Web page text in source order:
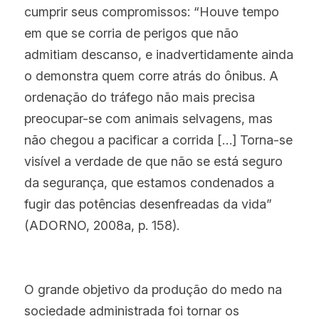
cumprir seus compromissos: “Houve tempo
em que se corria de perigos que não
admitiam descanso, e inadvertidamente ainda
o demonstra quem corre atrás do ônibus. A
ordenação do tráfego não mais precisa
preocupar-se com animais selvagens, mas
não chegou a pacificar a corrida […] Torna-se
visível a verdade de que não se está seguro
da segurança, que estamos condenados a
fugir das potências desenfreadas da vida”
(ADORNO, 2008a, p. 158).
O grande objetivo da produção do medo na
sociedade administrada foi tornar os